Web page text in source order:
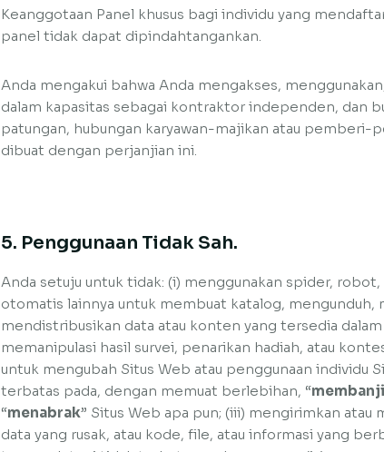
Keanggotaan Panel khusus bagi individu yang
panel tidak dapat dipindahtangankan.
Anda mengakui bahwa Anda mengakses,
dalam kapasitas sebagai kontraktor independen, dan
patungan, hubungan karyawan-majikan atau pemberi-
dibuat dengan perjanjian ini.
5. Penggunaan Tidak Sah.
Anda setuju untuk tidak: (i) menggunakan spider,
otomatis lainnya untuk membuat katalog, mengunduh,
mendistribusikan data atau konten yang tersedia dalam
memanipulasi hasil survei, penarikan hadiah, atau
untuk mengubah Situs Web atau penggunaan individu
terbatas pada, dengan memuat berlebihan, “
“menabrak” Situs Web apa pun; (iii) mengirimkan atau
data yang rusak, atau kode, file, atau informasi yang